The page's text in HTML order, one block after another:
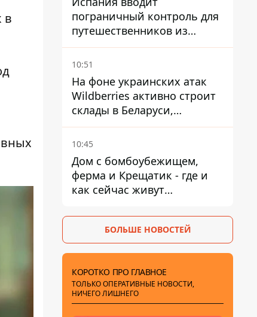
в
пограничный контроль для
путешественников из
Италии из-за
миграционного конфликта
10:51
На фоне украинских атак
Wildberries активно строит
склады в Беларуси,
Казахстане, Узбекистане
10:45
Дом с бомбоубежищем,
ферма и Крещатик - где и
как сейчас живут
БОЛЬШЕ НОВОСТЕЙ
КОРОТКО ПРО ГЛАВНОЕ
ТОЛЬКО ОПЕРАТИВНЫЕ НОВОСТИ,
НИЧЕГО ЛИШНЕГО